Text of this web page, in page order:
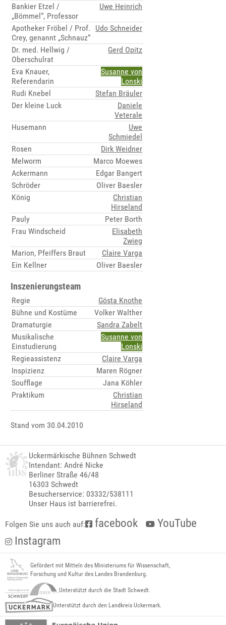
Bankier Etzel /
„Bömmel“, Professor
Uwe Heinrich
Apotheker Fröbel / Prof.
Crey, genannt „Schnauz“
Udo Schneider
Dr. med. Hellwig /
Oberschulrat
Gerd Opitz
Eva Knauer,
Referendarin
Susanne von
Lonski
Rudi Knebel
Stefan Bräuler
Der kleine Luck
Daniele
Veterale
Husemann
Uwe
Schmiedel
Rosen
Dirk Weidner
Melworm
Marco Moewes
Ackermann
Edgar Bangert
Schröder
Oliver Baesler
König
Christian
Hirseland
Pauly
Peter Borth
Frau Windscheid
Elisabeth
Zwieg
Marion, Pfeiffers Braut
Claire Varga
Ein Kellner
Oliver Baesler
Inszenierungsteam
Regie
Gösta Knothe
Bühne und Kostüme
Volker Walther
Dramaturgie
Sandra Zabelt
Musikalische
Einstudierung
Susanne von
Lonski
Regieassistenz
Claire Varga
Inspizienz
Maren Rögner
Soufflage
Jana Köhler
Praktikum
Christian
Hirseland
Stand vom 30.04.2010
Uckermärkische Bühnen Schwedt
Intendant: André Nicke
Berliner Straße 46/48
16303 Schwedt
Besucherservice: 03332/538111
Unser Haus ist barrierefrei.
Folgen Sie uns auch auf: facebook
YouTube
Instagram
Gefördert mit Mitteln des Ministeriums für Wissenschaft,
Forschung und Kultur des Landes Brandenburg.
Unterstützt durch die Stadt Schwedt.
Unterstützt durch den Landkreis Uckermark.